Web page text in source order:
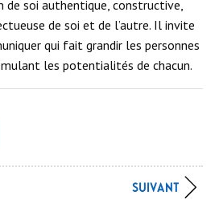
soi authentique, constructive,
de soi et de l’autre. Il invite
qui fait grandir les personnes
les potentialités de chacun.
SUIVANT